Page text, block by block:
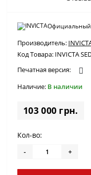
Производитель:
Код Товара: INVICTA
Печатная версия:
Наличие: В наличии
103 000 грн.
Кол-во:
- +